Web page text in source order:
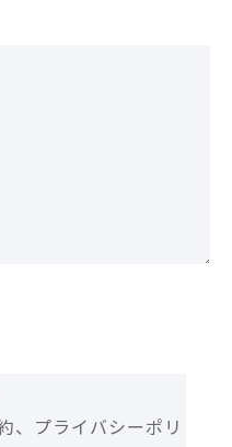
、プライバシーポリ